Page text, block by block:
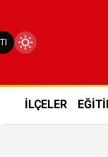
Mod
İLÇELER